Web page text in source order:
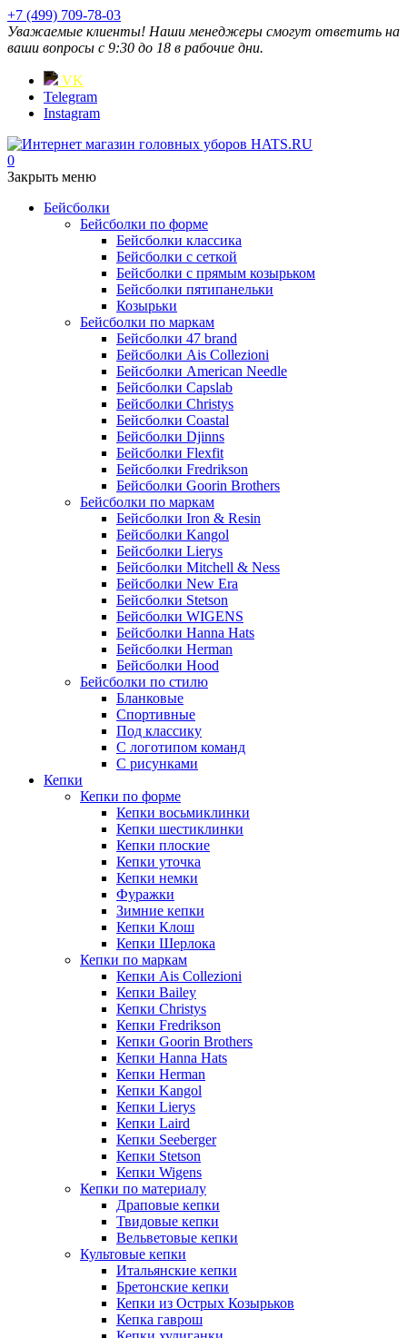
+7 (499) 709-78-03
Уважаемые клиенты! Наши менеджеры смогут ответить на
ваши вопросы с 9:30 до 18 в рабочие дни.
VK
Telegram
Instagram
0
Закрыть меню
Бейсболки
Бейсболки по форме
Бейсболки классика
Бейсболки с сеткой
Бейсболки с прямым козырьком
Бейсболки пятипанельки
Козырьки
Бейсболки по маркам
Бейсболки 47 brand
Бейсболки Ais Collezioni
Бейсболки American Needle
Бейсболки Capslab
Бейсболки Christys
Бейсболки Coastal
Бейсболки Djinns
Бейсболки Flexfit
Бейсболки Fredrikson
Бейсболки Goorin Brothers
Бейсболки по маркам
Бейсболки Iron & Resin
Бейсболки Kangol
Бейсболки Lierys
Бейсболки Mitchell & Ness
Бейсболки New Era
Бейсболки Stetson
Бейсболки WIGENS
Бейсболки Hanna Hats
Бейсболки Herman
Бейсболки Hood
Бейсболки по стилю
Бланковые
Спортивные
Под классику
С логотипом команд
С рисунками
Кепки
Кепки по форме
Кепки восьмиклинки
Кепки шестиклинки
Кепки плоские
Кепки уточка
Кепки немки
Фуражки
Зимние кепки
Кепки Клош
Кепки Шерлока
Кепки по маркам
Кепки Ais Collezioni
Кепки Bailey
Кепки Christys
Кепки Fredrikson
Кепки Goorin Brothers
Кепки Hanna Hats
Кепки Herman
Кепки Kangol
Кепки Lierys
Кепки Laird
Кепки Seeberger
Кепки Stetson
Кепки Wigens
Кепки по материалу
Драповые кепки
Твидовые кепки
Вельветовые кепки
Культовые кепки
Итальянские кепки
Бретонские кепки
Кепки из Острых Козырьков
Кепка гаврош